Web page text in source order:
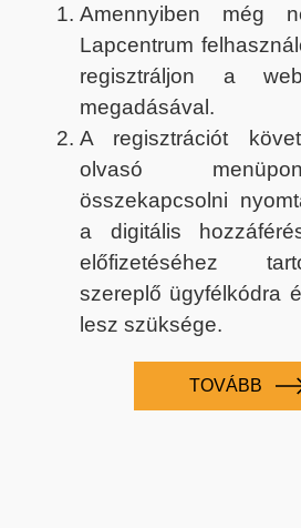
Amennyiben még
Lapcentrum
regisztráljon a
megadásával.
A regisztrációt
olvasó
összekapcsolni
a digitális
előfizetéséhez
szereplő ügyfélkódra
lesz szüksége.
TOVÁBB